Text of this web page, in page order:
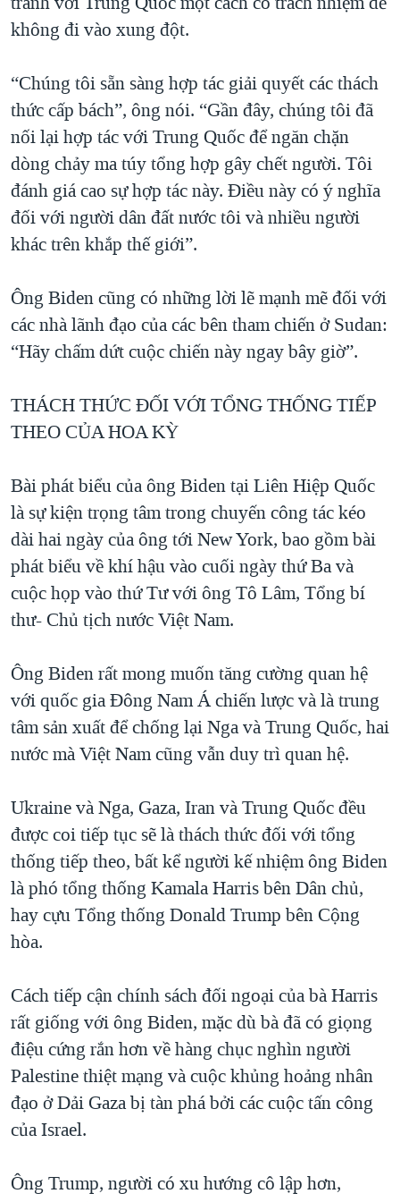
không đi vào xung đột.
“Chúng tôi sẵn sàng hợp tác giải quyết các thách
thức cấp bách”, ông nói. “Gần đây, chúng tôi đã
nối lại hợp tác với Trung Quốc để ngăn chặn
dòng chảy ma túy tổng hợp gây chết người. Tôi
đánh giá cao sự hợp tác này. Điều này có ý nghĩa
đối với người dân đất nước tôi và nhiều người
khác trên khắp thế giới”.
Ông Biden cũng có những lời lẽ mạnh mẽ đối với
các nhà lãnh đạo của các bên tham chiến ở Sudan:
“Hãy chấm dứt cuộc chiến này ngay bây giờ”.
THÁCH THỨC ĐỐI VỚI TỔNG THỐNG TIẾP
THEO CỦA HOA KỲ
Bài phát biểu của ông Biden tại Liên Hiệp Quốc
là sự kiện trọng tâm trong chuyến công tác kéo
dài hai ngày của ông tới New York, bao gồm bài
phát biểu về khí hậu vào cuối ngày thứ Ba và
cuộc họp vào thứ Tư với ông Tô Lâm, Tổng bí
thư- Chủ tịch nước Việt Nam.
Ông Biden rất mong muốn tăng cường quan hệ
với quốc gia Đông Nam Á chiến lược và là trung
tâm sản xuất để chống lại Nga và Trung Quốc, hai
nước mà Việt Nam cũng vẫn duy trì quan hệ.
Ukraine và Nga, Gaza, Iran và Trung Quốc đều
được coi tiếp tục sẽ là thách thức đối với tổng
thống tiếp theo, bất kể người kế nhiệm ông Biden
là phó tổng thống Kamala Harris bên Dân chủ,
hay cựu Tổng thống Donald Trump bên Cộng
hòa.
Cách tiếp cận chính sách đối ngoại của bà Harris
rất giống với ông Biden, mặc dù bà đã có giọng
điệu cứng rắn hơn về hàng chục nghìn người
Palestine thiệt mạng và cuộc khủng hoảng nhân
đạo ở Dải Gaza bị tàn phá bởi các cuộc tấn công
của Israel.
Ông Trump, người có xu hướng cô lập hơn,